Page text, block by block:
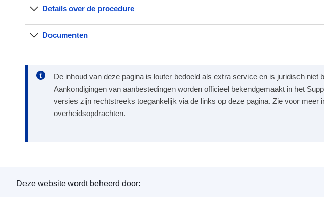
Details over de procedure
Documenten
De inhoud van deze pagina is louter bedoeld als extra service en is juridisch
Aankondigingen van aanbestedingen worden officieel bekendgemaakt in het
versies zijn rechtstreeks toegankelijk via de links op deze pagina. Zie voor
overheidsopdrachten.
Deze website wordt beheerd door: